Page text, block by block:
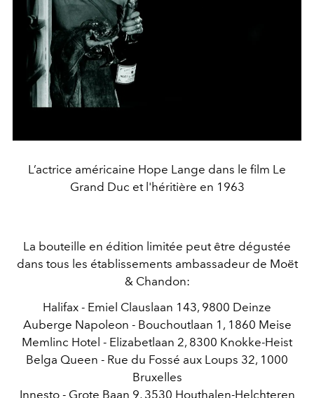
L’actrice américaine Hope Lange dans le film Le
Grand Duc et l'héritière en 1963
La bouteille en édition limitée peut être dégustée
dans tous les établissements ambassadeur de Moët
& Chandon:
Halifax​ - Emiel Clauslaan 143, 9800 Deinze
Auberge Napoleon​ - Bouchoutlaan 1, 1860 Meise
Memlinc​ Hotel - Elizabetlaan 2, 8300 Knokke-Heist
Belga Queen​ - Rue du Fossé aux Loups 32, 1000
Bruxelles
Innesto​ - Grote Baan 9, 3530 Houthalen-Helchteren